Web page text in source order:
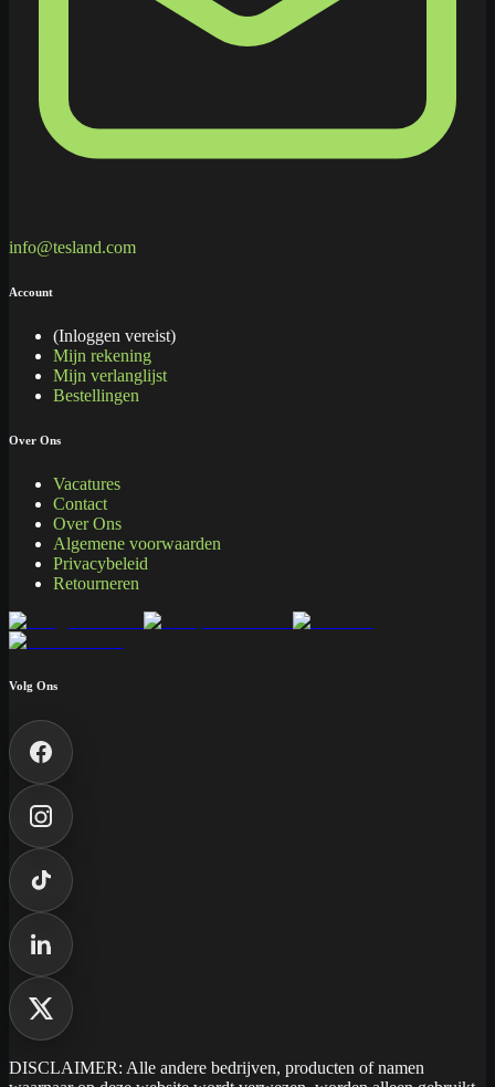
info@tesland.com
Account
(Inloggen vereist)
Mijn rekening
Mijn verlanglijst
Bestellingen
Over Ons
Vacatures
Contact
Over Ons
Algemene voorwaarden
Privacybeleid
Retourneren
Volg Ons
DISCLAIMER: Alle andere bedrijven, producten of namen